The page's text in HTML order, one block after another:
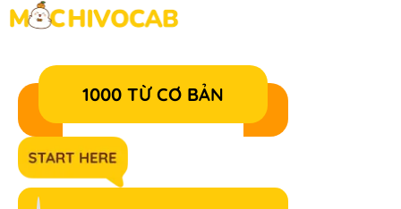
1000 TỪ CƠ BẢN